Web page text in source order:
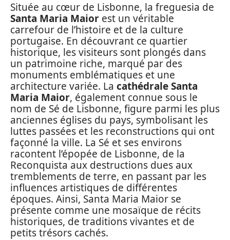
Située au cœur de Lisbonne, la freguesia de
Santa Maria Maior est un véritable
carrefour de l’histoire et de la culture
portugaise. En découvrant ce quartier
historique, les visiteurs sont plongés dans
un patrimoine riche, marqué par des
monuments emblématiques et une
architecture variée. La cathédrale Santa
Maria Maior, également connue sous le
nom de Sé de Lisbonne, figure parmi les plus
anciennes églises du pays, symbolisant les
luttes passées et les reconstructions qui ont
façonné la ville. La Sé et ses environs
racontent l’épopée de Lisbonne, de la
Reconquista aux destructions dues aux
tremblements de terre, en passant par les
influences artistiques de différentes
époques. Ainsi, Santa Maria Maior se
présente comme une mosaïque de récits
historiques, de traditions vivantes et de
petits trésors cachés.